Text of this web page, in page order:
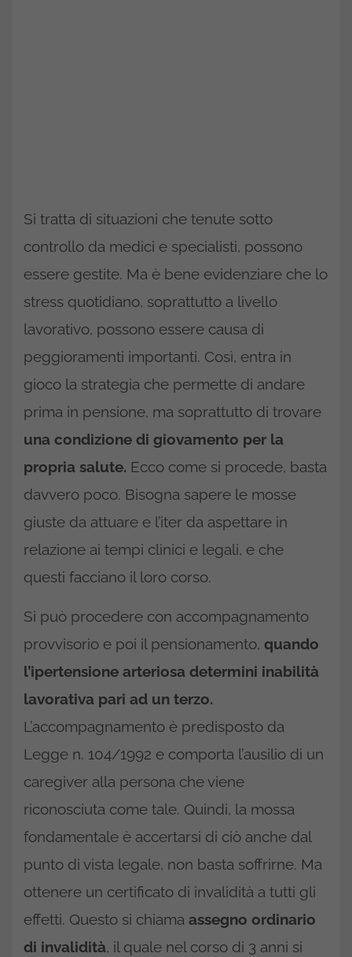
Si tratta di situazioni che tenute sotto
controllo da medici e specialisti, possono
essere gestite. Ma è bene evidenziare che lo
stress quotidiano, soprattutto a livello
lavorativo, possono essere causa di
peggioramenti importanti. Così, entra in
gioco la strategia che permette di andare
prima in pensione, ma soprattutto di trovare
una condizione di giovamento per la
propria salute. Ecco come si procede, basta
davvero poco. Bisogna sapere le mosse
giuste da attuare e l’iter da aspettare in
relazione ai tempi clinici e legali, e che
questi facciano il loro corso.
Si può procedere con accompagnamento
provvisorio e poi il pensionamento, quando
l’ipertensione arteriosa determini inabilità
lavorativa pari ad un terzo.
L’accompagnamento è predisposto da
Legge n. 104/1992 e comporta l’ausilio di un
caregiver alla persona che viene
riconosciuta come tale. Quindi, la mossa
fondamentale è accertarsi di ciò anche dal
punto di vista legale, non basta soffrirne. Ma
ottenere un certificato di invalidità a tutti gli
effetti. Questo si chiama assegno ordinario
di invalidità, il quale nel corso di 3 anni si